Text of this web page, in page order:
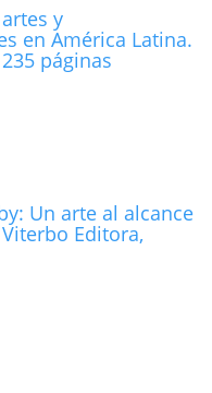
y
en América Latina.
páginas
Un arte al alcance
Editora,